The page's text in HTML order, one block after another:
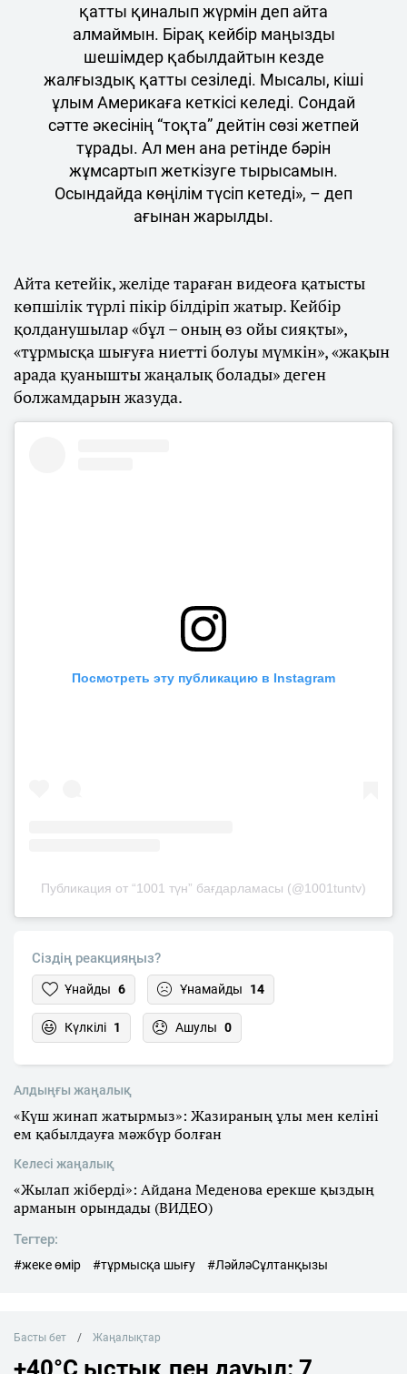
қатты қиналып жүрмін деп айта
алмаймын. Бірақ кейбір маңызды
шешімдер қабылдайтын кезде
жалғыздық қатты сезіледі. Мысалы, кіші
ұлым Америкаға кеткісі келеді. Сондай
сәтте әкесінің “тоқта” дейтін сөзі жетпей
тұрады. Ал мен ана ретінде бәрін
жұмсартып жеткізуге тырысамын.
Осындайда көңілім түсіп кетеді», – деп
ағынан жарылды.
Айта кетейік, желіде тараған видеоға қатысты
көпшілік түрлі пікір білдіріп жатыр. Кейбір
қолданушылар «бұл – оның өз ойы сияқты»,
«тұрмысқа шығуға ниетті болуы мүмкін», «жақын
арада қуанышты жаңалық болады» деген
болжамдарын жазуда.
Посмотреть эту публикацию в Instagram
Публикация от “1001 түн” бағдарламасы (@1001tuntv)
Сіздің реакцияңыз?
Ұнайды 6 Ұнамайды 14
Күлкілі 1 Ашулы 0
Алдыңғы жаңалық
«Күш жинап жатырмыз»: Жазираның ұлы мен келіні
ем қабылдауға мәжбүр болған
Келесі жаңалық
«Жылап жіберді»: Айдана Меденова ерекше қыздың
арманын орындады (ВИДЕО)
Тегтер:
#жеке өмір #тұрмысқа шығу #ЛәйләСұлтанқызы
Басты бет Жаңалықтар
+40°C ыстық пен дауыл: 7